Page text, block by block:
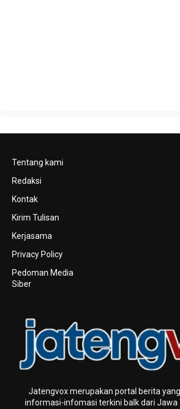
Tentang kami
Redaksi
Kontak
Kirim Tulisan
Kerjasama
Privacy Policy
Pedoman Media
Siber
Jatengvox merupakan portal berita
informasi-infomasi terkini baIk dari Jawa